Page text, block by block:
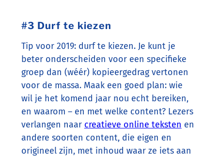
#3 Durf te kiezen
Tip voor 2019: durf te kiezen. Je kunt je
beter onderscheiden voor een specifieke
groep dan (wéér) kopieergedrag vertonen
voor de massa. Maak een goed plan: wie
wil je het komend jaar nou echt bereiken,
en waarom – en met welke content? Lezers
verlangen naar creatieve online teksten en
andere soorten content, die eigen en
origineel zijn, met inhoud waar ze iets aan